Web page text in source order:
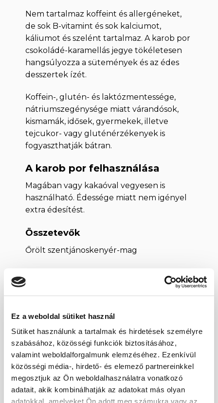
Ez a weboldal sütiket használ
Sütiket használunk a tartalmak és hirdetések személyre
szabásához, közösségi funkciók biztosításához,
valamint weboldalforgalmunk elemzéséhez. Ezenkívül
közösségi média-, hirdető- és elemező partnereinkkel
megosztjuk az Ön weboldalhasználatra vonatkozó
adatait, akik kombinálhatják az adatokat más olyan
adatokkal, amelyeket Ön adott meg számukra vagy az
Nem tartalmaz koffeint és allergéneket,
de sok B-vitamint és sok kalciumot,
káliumot és szelént tartalmaz. A karob por
csokoládé-karamellás jegye tökéletesen
hangsúlyozza a sütemények és az édes
desszertek ízét.
Koffein-, glutén- és laktózmentessége,
nátriumszegénysége miatt várandósok,
kismamák, idősek, gyermekek, illetve
tejcukor- vagy gluténérzékenyek is
fogyaszthatják bátran.
A karob por felhasználása
Magában vagy kakaóval vegyesen is
használható. Édessége miatt nem igényel
extra édesítést.
Összetevők
Őrölt szentjánoskenyér-mag
Tárolja száraz és hűvös helyen, szorosan
Tápérték
100 g-
ban
Egy
adagan
(50 g)
RI%*
ban
Energiaérték
1263
kJ /
301
kcal
631 kJ /
150 kcal